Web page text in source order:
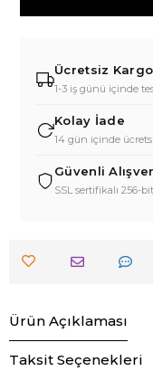
Ücretsiz Kargo
1-3 iş günü içinde
Kolay İade
14 gün içinde
Güvenli
SSL sertifikalı 256-
Ürün Açıklaması
Taksit Seçenekleri